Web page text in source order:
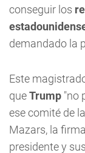
conseguir los
demandado la
Este
queTrump "no
ese comité de
Mazars, la
presidente y